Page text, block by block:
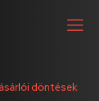
döntések